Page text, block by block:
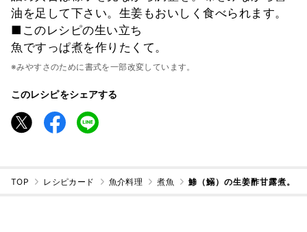
油を足して下さい。生姜もおいしく食べられます。
■このレシピの生い立ち
魚ですっぱ煮を作りたくて。
※みやすさのために書式を一部改変しています。
このレシピをシェアする
TOP レシピカード 魚介料理 煮魚 鯵（鰯）の生姜酢甘露煮。